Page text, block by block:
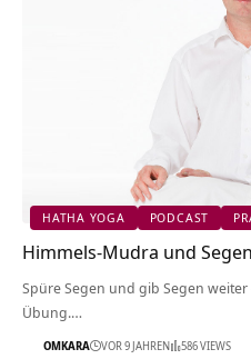
HATHA YOGA PODCAST
Himmels-Mudra und
Spüre Segen und gib Segen
Übung.…
OMKARA VOR 9 JAHREN 586 VIEWS